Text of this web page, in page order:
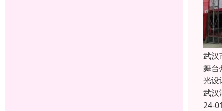
武汉
舞台
光设
武汉
24-